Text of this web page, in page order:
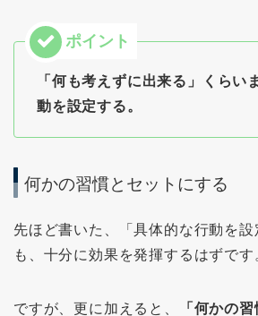
「何も考えずに出来る」くらい
動を設定する。
何かの習慣とセットにする
先ほど書いた、「具体的な行動を
も、十分に効果を発揮するはずです
ですが、更に加えると、
「何かの